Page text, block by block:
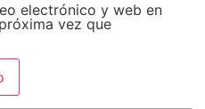
electrónico y web en
vez que